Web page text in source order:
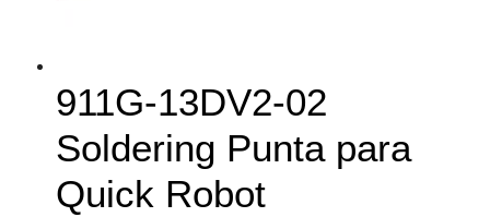
911G-13DV2-02
Soldering Punta para
Quick Robot